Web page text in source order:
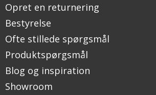
Opret en returnering
Bestyrelse
Ofte stillede spørgsmål
Produktspørgsmål
Blog og inspiration
Showroom